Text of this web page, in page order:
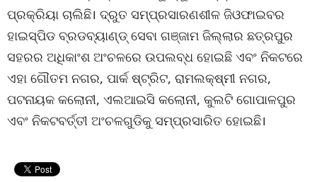
ପ୍ରକ୍ରିୟା ଚାଲିଛି। ଦ୍ରୁତ ସମ୍ପ୍ରସାରଣଶୀଳ ଜିଓଫାଇବର
ହାଇସ୍ପିଡ ବ୍ରଡବ୍ୟାଣ୍ଡ୍ ସେବା ଗଞ୍ଜାମ ଜିଲ୍ଲାର ଛତ୍ରପୁର
ସହରର ଅଧିକାଂଶ ଅଂଚଳରେ ଉପଲବ୍ଧ ହୋଇଛି ଏବଂ ନିକଟରେ
ଏହା ଗୌତମ ନଗର, ପାର୍କ ଷ୍ଟ୍ରିଟ, ରାମଲକ୍ଷ୍ମୀ ନଗର,
ପଟନାୟକ କଲୋନୀ, ଏଲଆଇସି କଲୋନୀ, କୁଲଟି ଗୋପାଳପୁର
ଏବଂ ନିକଟବର୍ତ୍ତୀ ଅଂଚଳଗୁଡିକୁ ସମ୍ପ୍ରସାରିତ ହୋଇଛି।